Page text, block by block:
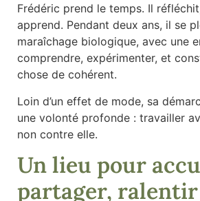
Frédéric prend le temps. Il
apprend. Pendant deux ans, il se
maraîchage biologique, avec une
comprendre, expérimenter, et
chose de cohérent.
Loin d’un effet de mode, sa
une volonté profonde : travailler
non contre elle.
Un lieu pour
partager, ralentir